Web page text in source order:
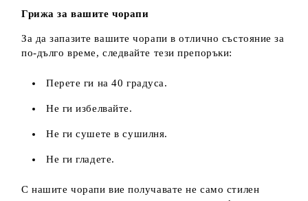
Грижа за вашите чорапи
За да запазите вашите чорапи в отлично състояние за
по-дълго време, следвайте тези препоръки:
Перете ги на 40 градуса.
Не ги избелвайте.
Не ги сушете в сушилня.
Не ги гладете.
С нашите чорапи вие получавате не само стилен